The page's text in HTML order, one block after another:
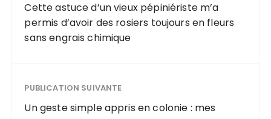
Cette astuce d’un vieux pépiniériste m’a
permis d’avoir des rosiers toujours en fleurs
sans engrais chimique
PUBLICATION SUIVANTE
Un geste simple appris en colonie : mes